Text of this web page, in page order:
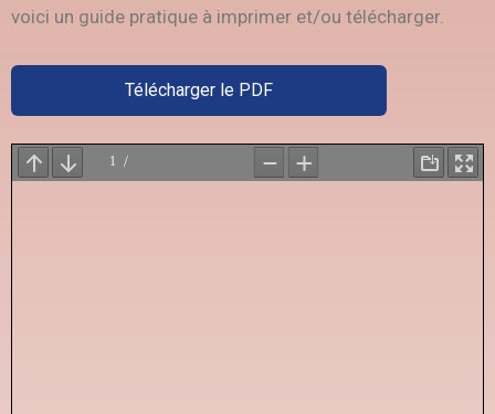
voici un guide pratique à imprimer et/ou télécharger.
Télécharger le PDF